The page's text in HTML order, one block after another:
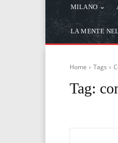
MILANO
LA MENTE
Home Tags
Tag: